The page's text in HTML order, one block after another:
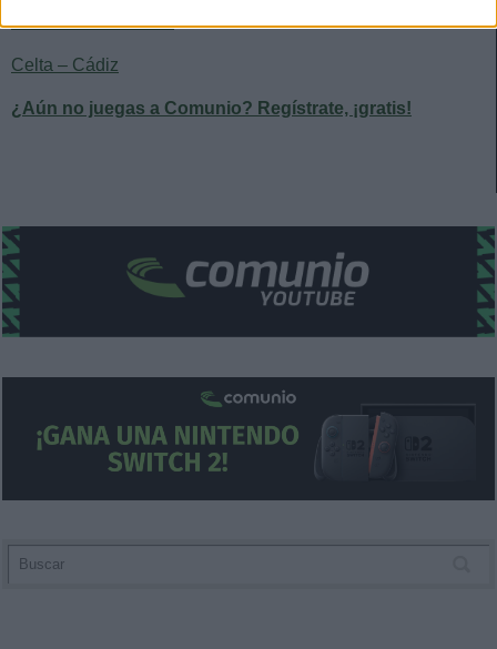
Barcelona – Levante
Celta – Cádiz
¿Aún no juegas a Comunio? Regístrate, ¡gratis!